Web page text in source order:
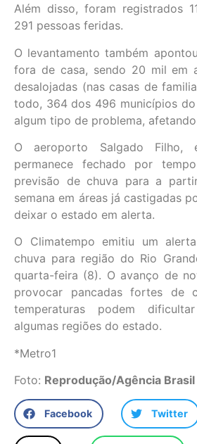
Além disso, foram registrados
291 pessoas feridas.
O levantamento também
fora de casa, sendo 20 mil em
desalojadas (nas casas de
todo, 364 dos 496 municípios
algum tipo de problema,
O aeroporto Salgado Filho,
permanece fechado por
previsão de chuva para a
semana em áreas já castigadas
deixar o estado em alerta.
O Climatempo emitiu um
chuva para região do Rio
quarta-feira (8). O avanço de
provocar pancadas fortes de
temperaturas podem
algumas regiões do estado.
*Metro1
Foto: Reprodução/Agência Brasil
Facebook Twitter